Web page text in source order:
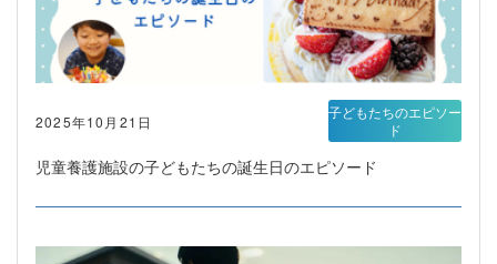
2025年10月21日
児童養護施設の子どもたちの誕生日のエピソード
子どもたちのエピソー
ド